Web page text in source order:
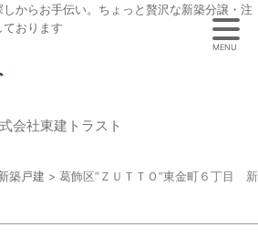
からお手伝い。ちょっと贅沢な新築分譲・注
おります
会社東建トラスト
築戸建 > 葛飾区”ＺＵＴＴＯ”東金町６丁目 新
MENU